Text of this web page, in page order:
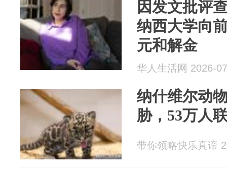
因发文批评
纳西大学向
元和解金
华人生活网 2026-
纳什维尔动
胁，53万人
带你领略快乐真谛